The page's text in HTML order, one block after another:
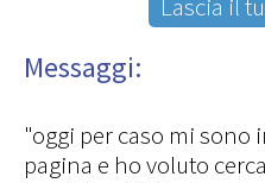
Lascia il
Messaggi:
"oggi per caso mi sono
pagina e ho voluto